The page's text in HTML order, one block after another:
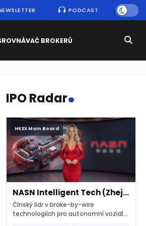
PODCAST
BROKERŮ
IPO Radar.
HKEX Main Board
NASN Intelligent Tech (Zhejiang)
Čínský lídr v brake-by-wire
technologiích pro autonomní vozidla